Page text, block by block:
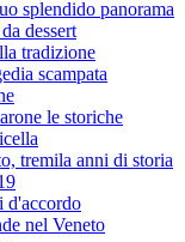
splendido panorama
dessert
tradizione
scampata
le storiche
tremila anni di storia
d'accordo
nel Veneto